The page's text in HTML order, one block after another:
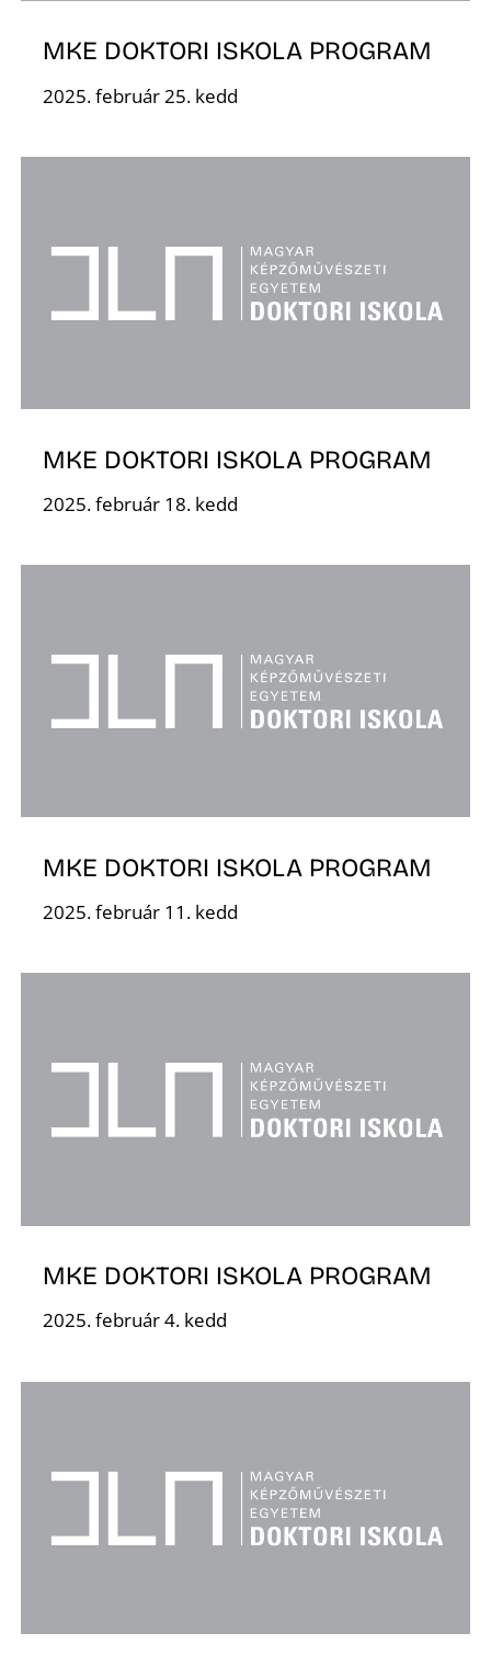
MKE DOKTORI ISKOLA PROGRAM
2025. február 25. kedd
MKE DOKTORI ISKOLA PROGRAM
2025. február 18. kedd
MKE DOKTORI ISKOLA PROGRAM
2025. február 11. kedd
MKE DOKTORI ISKOLA PROGRAM
2025. február 4. kedd